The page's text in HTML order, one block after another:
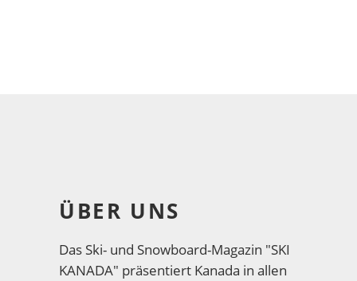
ÜBER UNS
Das Ski- und Snowboard-Magazin "SKI
KANADA" präsentiert Kanada in allen